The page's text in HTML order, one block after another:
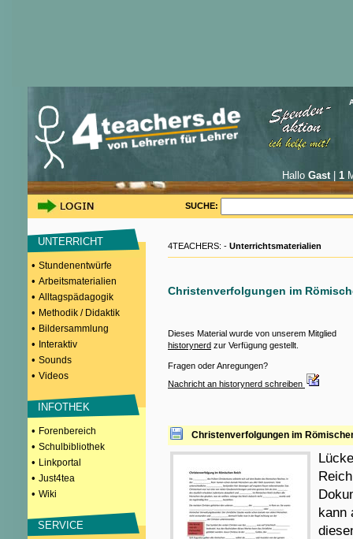
Hallo Gast| 1
SUCHE:
UNTERRICHT
• Stundenentwürfe
• Arbeitsmaterialien
• Alltagspädagogik
• Methodik / Didaktik
• Bildersammlung
• Interaktiv
• Sounds
• Videos
INFOTHEK
• Forenbereich
• Schulbibliothek
• Linkportal
• Just4tea
• Wiki
SERVICE
4TEACHERS: - Unterrichtsmaterialien
Christenverfolgungen im
Dieses Material wurde von unserem Mitglied
historynerd zur Verfügung gestellt.
Fragen oder Anregungen?
Nachricht an historynerd schreiben
Christenverfolgungen im
kann